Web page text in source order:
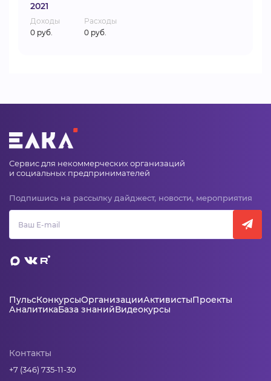
2021
Доходы
0 руб.
Расходы
0 руб.
Сервис для некоммерческих организаций
и социальных предпринимателей
Подпишись на рассылку дайджест, новости, мероприятия
ПульсКонкурсыОрганизацииАктивистыПроекты
АналитикаБаза знанийВидеокурсы
Контакты
+7 (346) 735-11-30